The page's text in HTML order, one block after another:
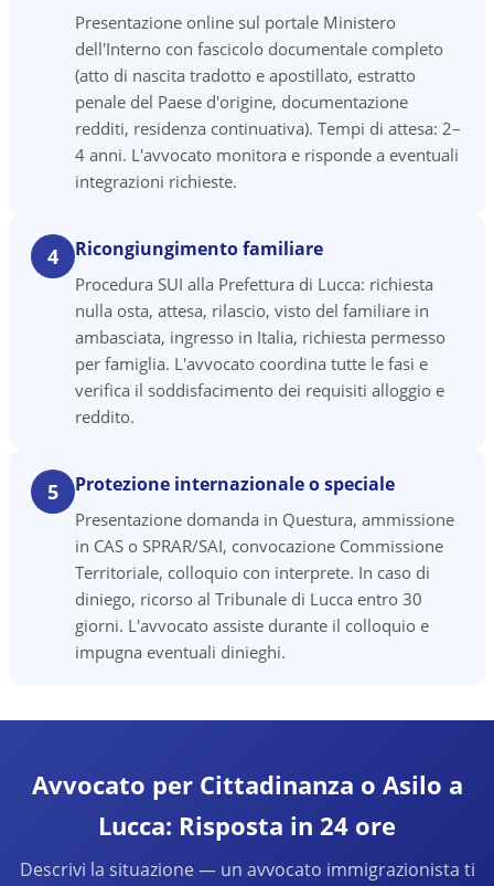
Presentazione online sul portale Ministero
dell'Interno con fascicolo documentale completo
(atto di nascita tradotto e apostillato, estratto
penale del Paese d'origine, documentazione
redditi, residenza continuativa). Tempi di attesa: 2–
4 anni. L'avvocato monitora e risponde a eventuali
integrazioni richieste.
4 Ricongiungimento familiare
Procedura SUI alla Prefettura di Lucca: richiesta
nulla osta, attesa, rilascio, visto del familiare in
ambasciata, ingresso in Italia, richiesta permesso
per famiglia. L'avvocato coordina tutte le fasi e
verifica il soddisfacimento dei requisiti alloggio e
reddito.
5 Protezione internazionale o speciale
Presentazione domanda in Questura, ammissione
in CAS o SPRAR/SAI, convocazione Commissione
Territoriale, colloquio con interprete. In caso di
diniego, ricorso al Tribunale di Lucca entro 30
giorni. L'avvocato assiste durante il colloquio e
impugna eventuali dinieghi.
Avvocato per Cittadinanza o Asilo a
Lucca: Risposta in 24 ore
Descrivi la situazione — un avvocato immigrazionista ti